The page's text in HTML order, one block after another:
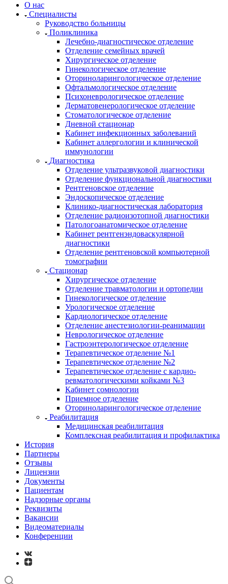
О нас
Специалисты
Руководство больницы
Поликлиника
Лечебно-диагностическое отделение
Отделение семейных врачей
Хирургическое отделение
Гинекологическое отделение
Оториноларингологическое отделение
Офтальмологическое отделение
Психоневрологическое отделение
Дерматовенерологическое отделение
Стоматологическое отделение
Дневной стационар
Кабинет инфекционных заболеваний
Кабинет аллергологии и клинической
иммунологии
Диагностика
Отделение ультразвуковой диагностики
Отделение функциональной диагностики
Рентгеновское отделение
Эндоскопическое отделение
Клинико-диагностическая лаборатория
Отделение радиоизотопной диагностики
Патологоанатомическое отделение
Кабинет рентгенэндоваскулярной
диагностики
Отделение рентгеновской компьютерной
томографии
Стационар
Хирургическое отделение
Отделение травматологии и ортопедии
Гинекологическое отделение
Урологическое отделение
Кардиологическое отделение
Отделение анестезиологии-реанимации
Неврологическое отделение
Гастроэнтерологическое отделение
Терапевтическое отделение №1
Терапевтическое отделение №2
Терапевтическое отделение с кардио-
ревматологическими койками №3
Кабинет сомнологии
Приемное отделение
Оториноларингологическое отделение
Реабилитация
Медицинская реабилитация
Комплексная реабилитация и профилактика
История
Партнеры
Отзывы
Лицензии
Документы
Пациентам
Надзорные органы
Реквизиты
Вакансии
Видеоматериалы
Конференции